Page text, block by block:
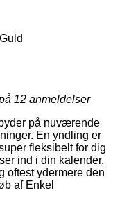
12 anmeldelser
på nuværende
En yndling er
fleksibelt for dig
ind i din kalender.
oftest ydermere den
af Enkel